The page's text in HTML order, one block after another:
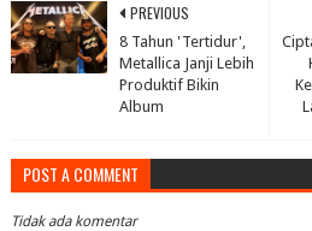
PREVIOUS
8 Tahun 'Tertidur',
Metallica Janji Lebih
Produktif Bikin
Album
POST A COMMENT
Tidak ada komentar